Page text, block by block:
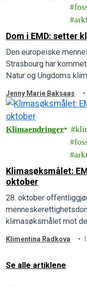
Dom i EMD: setter
Den europeiske
Strasbourg har
Natur og Ungdoms
Jenny Marie Baksaas
Klimaendringer
Klimasøksmålet:
oktober
28. oktober
klimasøksmålet mot
Klimentina Radkova
Se alle artiklene